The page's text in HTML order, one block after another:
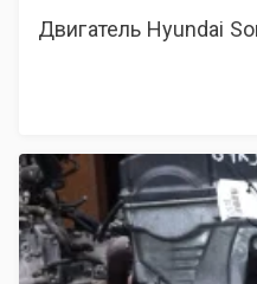
Двигатель Hyundai